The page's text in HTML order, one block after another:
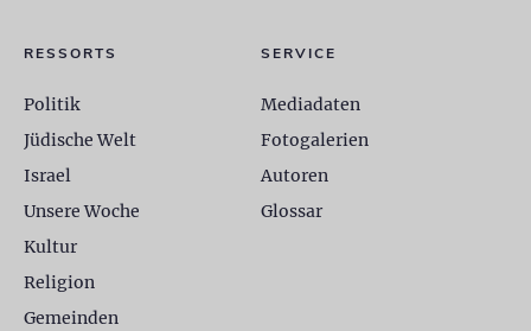
RESSORTS
Politik
Jüdische Welt
Israel
Unsere Woche
Kultur
Religion
Gemeinden
SERVICE
Mediadaten
Fotogalerien
Autoren
Glossar